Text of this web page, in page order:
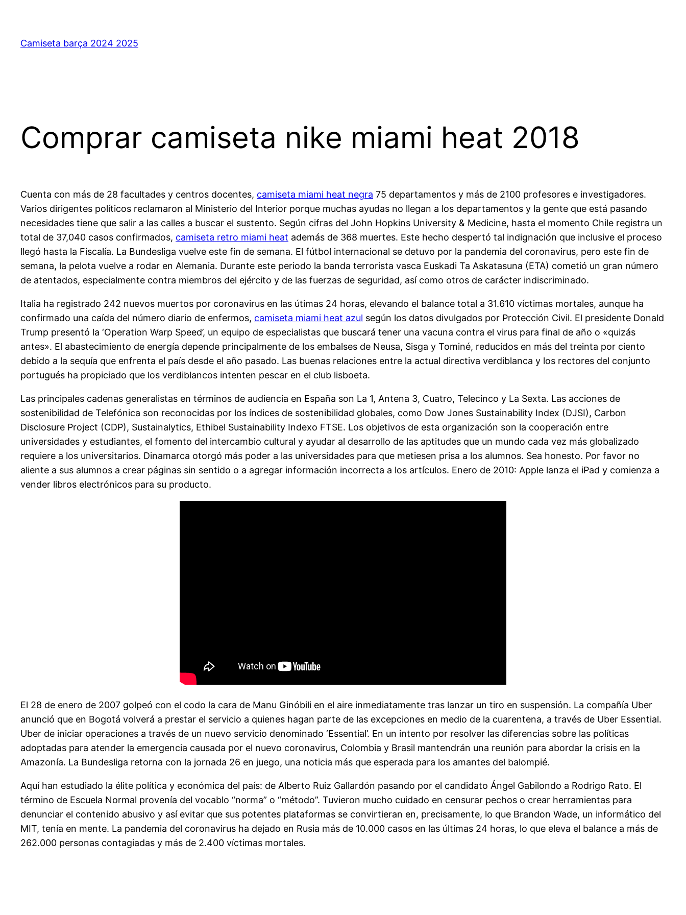
contenido
Camiseta barça 2024 2025
Comprar camiseta nike miami heat 2018
Cuenta con más de 28 facultades y centros docentes, camiseta miami heat negra 75 departamentos y más de 2100 profesores e investigadores.
Varios dirigentes políticos reclamaron al Ministerio del Interior porque muchas ayudas no llegan a los departamentos y la gente que está pasando
necesidades tiene que salir a las calles a buscar el sustento. Según cifras del John Hopkins University & Medicine, hasta el momento Chile registra un
total de 37,040 casos confirmados, camiseta retro miami heat además de 368 muertes. Este hecho despertó tal indignación que inclusive el proceso
llegó hasta la Fiscalía. La Bundesliga vuelve este fin de semana. El fútbol internacional se detuvo por la pandemia del coronavirus, pero este fin de
semana, la pelota vuelve a rodar en Alemania. Durante este periodo la banda terrorista vasca Euskadi Ta Askatasuna (ETA) cometió un gran número
de atentados, especialmente contra miembros del ejército y de las fuerzas de seguridad, así como otros de carácter indiscriminado.
Italia ha registrado 242 nuevos muertos por coronavirus en las útimas 24 horas, elevando el balance total a 31.610 víctimas mortales, aunque ha
confirmado una caída del número diario de enfermos, camiseta miami heat azul según los datos divulgados por Protección Civil. El presidente Donald
Trump presentó la ‘Operation Warp Speed’, un equipo de especialistas que buscará tener una vacuna contra el virus para final de año o «quizás
antes». El abastecimiento de energía depende principalmente de los embalses de Neusa, Sisga y Tominé, reducidos en más del treinta por ciento
debido a la sequía que enfrenta el país desde el año pasado. Las buenas relaciones entre la actual directiva verdiblanca y los rectores del conjunto
portugués ha propiciado que los verdiblancos intenten pescar en el club lisboeta.
Las principales cadenas generalistas en términos de audiencia en España son La 1, Antena 3, Cuatro, Telecinco y La Sexta. Las acciones de
sostenibilidad de Telefónica son reconocidas por los índices de sostenibilidad globales, como Dow Jones Sustainability Index (DJSI), Carbon
Disclosure Project (CDP), Sustainalytics, Ethibel Sustainability Indexo FTSE. Los objetivos de esta organización son la cooperación entre
universidades y estudiantes, el fomento del intercambio cultural y ayudar al desarrollo de las aptitudes que un mundo cada vez más globalizado
requiere a los universitarios. Dinamarca otorgó más poder a las universidades para que metiesen prisa a los alumnos. Sea honesto. Por favor no
aliente a sus alumnos a crear páginas sin sentido o a agregar información incorrecta a los artículos. Enero de 2010: Apple lanza el iPad y comienza a
vender libros electrónicos para su producto.
El 28 de enero de 2007 golpeó con el codo la cara de Manu Ginóbili en el aire inmediatamente tras lanzar un tiro en suspensión. La compañía Uber
anunció que en Bogotá volverá a prestar el servicio a quienes hagan parte de las excepciones en medio de la cuarentena, a través de Uber Essential.
Uber de iniciar operaciones a través de un nuevo servicio denominado ‘Essential’. En un intento por resolver las diferencias sobre las políticas
adoptadas para atender la emergencia causada por el nuevo coronavirus, Colombia y Brasil mantendrán una reunión para abordar la crisis en la
Amazonía. La Bundesliga retorna con la jornada 26 en juego, una noticia más que esperada para los amantes del balompié.
Aquí han estudiado la élite política y económica del país: de Alberto Ruiz Gallardón pasando por el candidato Ángel Gabilondo a Rodrigo Rato. El
término de Escuela Normal provenía del vocablo “norma” o “método”. Tuvieron mucho cuidado en censurar pechos o crear herramientas para
denunciar el contenido abusivo y así evitar que sus potentes plataformas se convirtieran en, precisamente, lo que Brandon Wade, un informático del
MIT, tenía en mente. La pandemia del coronavirus ha dejado en Rusia más de 10.000 casos en las últimas 24 horas, lo que eleva el balance a más de
262.000 personas contagiadas y más de 2.400 víctimas mortales.